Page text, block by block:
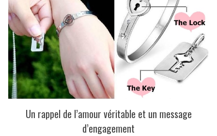
Un rappel de l’amour véritable et un message
d’engagement